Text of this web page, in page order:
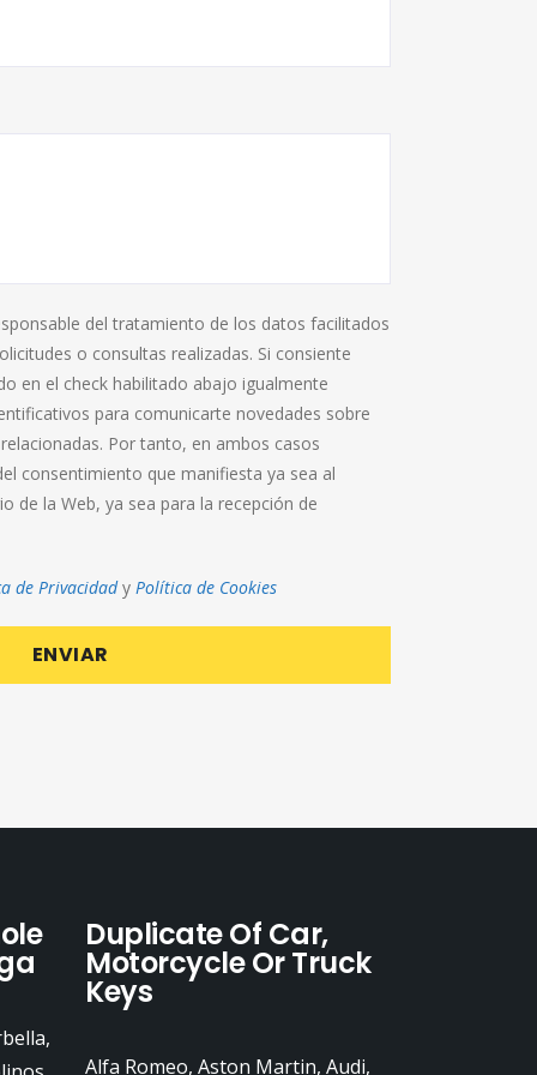
del tratamiento de los datos facilitados
o consultas realizadas. Si consiente
en el check habilitado abajo igualmente
para comunicarte novedades sobre
Por tanto, en ambos casos
consentimiento que manifiesta ya sea al
de la Web, ya sea para la recepción de
de Privacidady Política de Cookies
Duplicate Of Car,
Motorcycle Or Truck
Keys
Alfa Romeo, Aston Martin, Audi,